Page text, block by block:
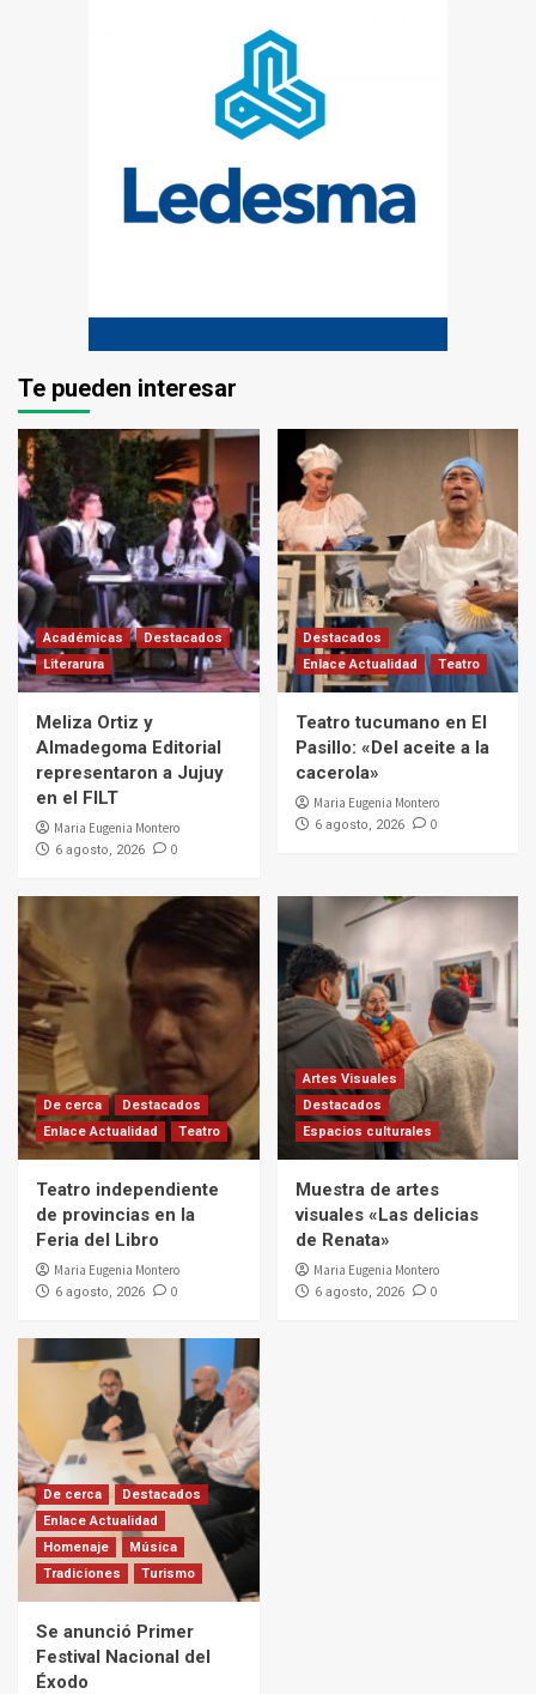
Te pueden interesar
Académicas
Destacados
Literarura
Meliza Ortiz y
Almadegoma Editorial
representaron a Jujuy
en el FILT
Maria Eugenia Montero
6 agosto, 2026 0
Destacados
Enlace Actualidad
Teatro
Teatro tucumano en El
Pasillo: «Del aceite a la
cacerola»
Maria Eugenia Montero
6 agosto, 2026 0
De cerca
Destacados
Enlace Actualidad
Teatro
Teatro independiente
de provincias en la
Feria del Libro
Maria Eugenia Montero
6 agosto, 2026 0
Artes Visuales
Destacados
Espacios culturales
Muestra de artes
visuales «Las delicias
de Renata»
Maria Eugenia Montero
6 agosto, 2026 0
De cerca
Destacados
Enlace Actualidad
Homenaje
Música
Tradiciones
Turismo
Se anunció Primer
Festival Nacional del
Éxodo